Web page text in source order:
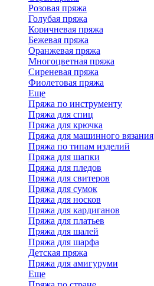
Розовая пряжа
Голубая пряжа
Коричневая пряжа
Бежевая пряжа
Оранжевая пряжа
Многоцветная пряжа
Сиреневая пряжа
Фиолетовая пряжа
Еще
Пряжа по инструменту
Пряжа для спиц
Пряжа для крючка
Пряжа для машинного вязания
Пряжа по типам изделий
Пряжа для шапки
Пряжа для пледов
Пряжа для свитеров
Пряжа для сумок
Пряжа для носков
Пряжа для кардиганов
Пряжа для платьев
Пряжа для шалей
Пряжа для шарфа
Детская пряжа
Пряжа для амигуруми
Еще